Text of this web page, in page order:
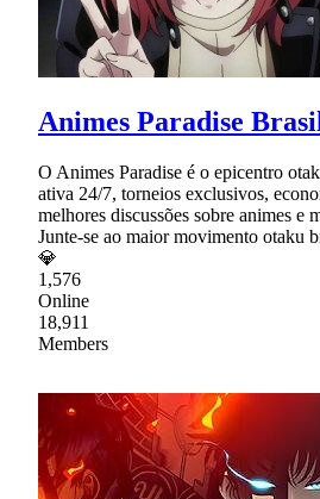
Animes Paradise Brasil
O Animes Paradise é o epicentro
ativa 24/7, torneios exclusivos,
melhores discussões sobre animes e
Junte-se ao maior movimento otaku
💎
1,576
Online
18,911
Members